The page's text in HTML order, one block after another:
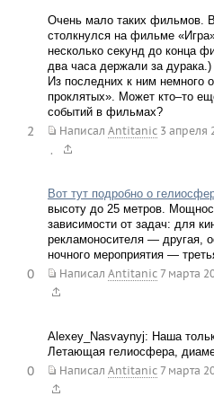
Очень мало таких фильмов.
столкнулся на фильме
несколько секунд до конца
два часа держали за дурака.)
Из последних к ним немного
проклятых». Может кто–то
событий в фильмах?
Написал Antitanic 3 апреля
.
2
Вот тут подробно о
высоту до 25 метров.
зависимости от задач: для
рекламоносителя — другая,
ночного мероприятия —
Написал Antitanic 7 марта
0
Alexey_Nasvaynyj: Наша
Летающая гелиосфера,
Написал Antitanic 7 марта
0